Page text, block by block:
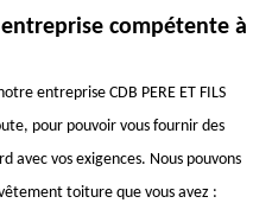
entreprise compétente à
entreprise CDB PERE ET FILS
pour pouvoir vous fournir des
avec vos exigences. Nous pouvons
toiture que vous avez :